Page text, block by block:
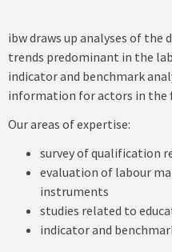
ibw draws up analyses of
trends predominant in the
indicator and benchmark
information for actors in the
Our areas of expertise:
survey of qualification
evaluation of labour
instruments
studies related to
indicator and